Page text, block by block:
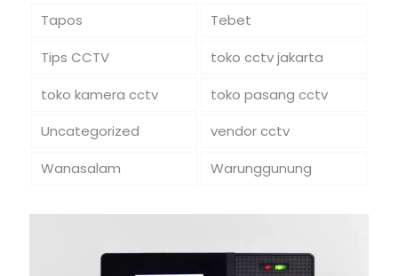
Tapos
Tebet
Tips CCTV
toko cctv jakarta
toko kamera cctv
toko pasang cctv
Uncategorized
vendor cctv
Wanasalam
Warunggunung